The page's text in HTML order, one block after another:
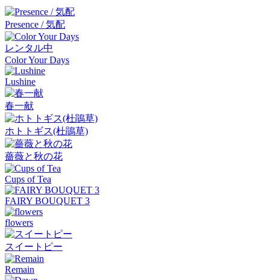
Presence / 気配
レンタル中
Color Your Days
Lushine
春一献
ホトトギス(杜鵑草)
薔薇と秋の花
Cups of Tea
FAIRY BOUQUET 3
flowers
スイートピー
Remain